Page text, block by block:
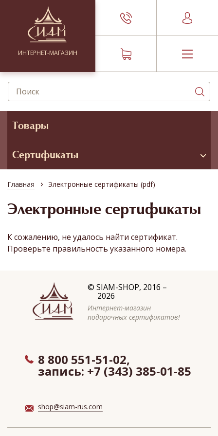
ИНТЕРНЕТ-МАГАЗИН
Товары
Сертификаты
Главная › Электронные сертификаты (pdf)
Электронные сертификаты
К сожалению, не удалось найти сертификат.
Проверьте правильность указанного номера.
© SIAM-SHOP, 2016 –
2026
Интернет-магазин
подарочных сертификатов!
8 800 551-51-02,
запись: +7 (343) 385-01-85
shop@siam-rus.com